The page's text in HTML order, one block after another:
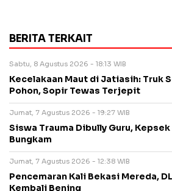
BERITA TERKAIT
Sabtu, 8 Agustus 2026 - 18:13 WIB
Kecelakaan Maut di Jatiasih: Truk
Pohon, Sopir Tewas Terjepit
Jumat, 7 Agustus 2026 - 19:27 WIB
Siswa Trauma Dibully Guru, Kepsek
Bungkam
Jumat, 7 Agustus 2026 - 12:38 WIB
Pencemaran Kali Bekasi Mereda,
Kembali Bening